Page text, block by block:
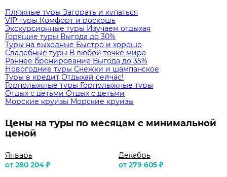
Пляжные туры Загорать и купаться
VIP туры Комфорт и роскошь
Экскурсионные туры Изучаем отдыхая
Горящие туры Выгода до 30%
Туры на выходные Быстро и хорошо
Свадебные туры В любой точке мира
Раннее бронирование Выгода до 35%
Новогодние туры Снежки и шампанское
Туры в кредит Отдыхай сейчас!
Горнолыжные туры Горнолыжные туры
Отдых с детьми Отдых с детьми
Морские круизы Морские круизы
Цены на туры по месяцам с минимальной
ценой
Январь
от 280 204 ₽
Декабрь
от 279 605 ₽